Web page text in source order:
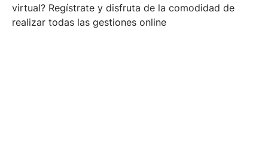
virtual? Regístrate y disfruta de la comodidad de
realizar todas las gestiones online